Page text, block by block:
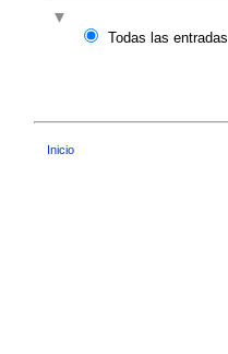
Todas las entradas
Inicio